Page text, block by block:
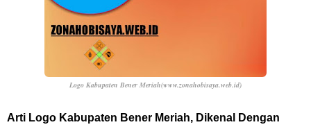
Arti Bendera Barbados, Negara Kepulauan Yang Terletak Di Kawasan
Karibia
Cara Daftar Danamon Mobile Banking, Mudah Banget Dan Lengkap
Logo Kabupaten Bener Meriah(www.zonahobisaya.web.id)
Arti Logo Kabupaten Bener Meriah, Dikenal Dengan